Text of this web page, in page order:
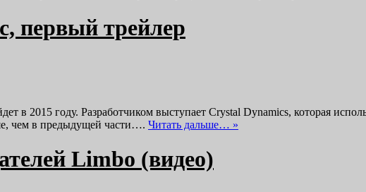
первый трейлер
2015 году. Разработчиком выступает Crystal Dynamics, которая
чем в предыдущей части…. Читать дальше… »
Limbo (видео)